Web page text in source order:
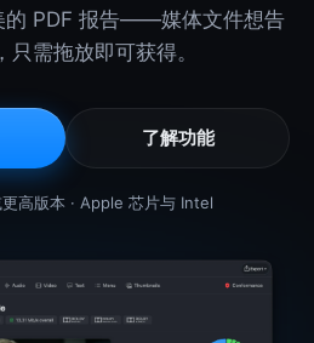
的 PDF 报告——媒体文件想告
只需拖放即可获得。
了解功能
高版本 · Apple 芯片与 Intel